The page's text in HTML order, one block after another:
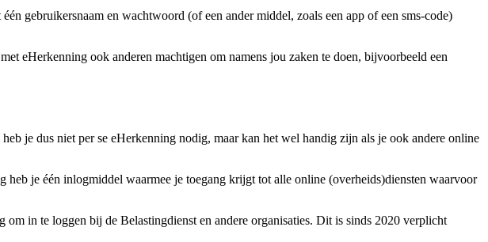
gebruikersnaam en wachtwoord (of een ander middel, zoals een app of een sms-code)
eHerkenning ook anderen machtigen om namens jou zaken te doen, bijvoorbeeld een
je dus niet per se eHerkenning nodig, maar kan het wel handig zijn als je ook andere online
heb je één inlogmiddel waarmee je toegang krijgt tot alle online (overheids)diensten waarvoor
om in te loggen bij de Belastingdienst en andere organisaties. Dit is sinds 2020 verplicht